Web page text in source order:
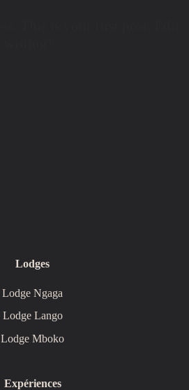
Lodges
Lodge Ngaga
Lodge Lango
Lodge Mboko
Expériences